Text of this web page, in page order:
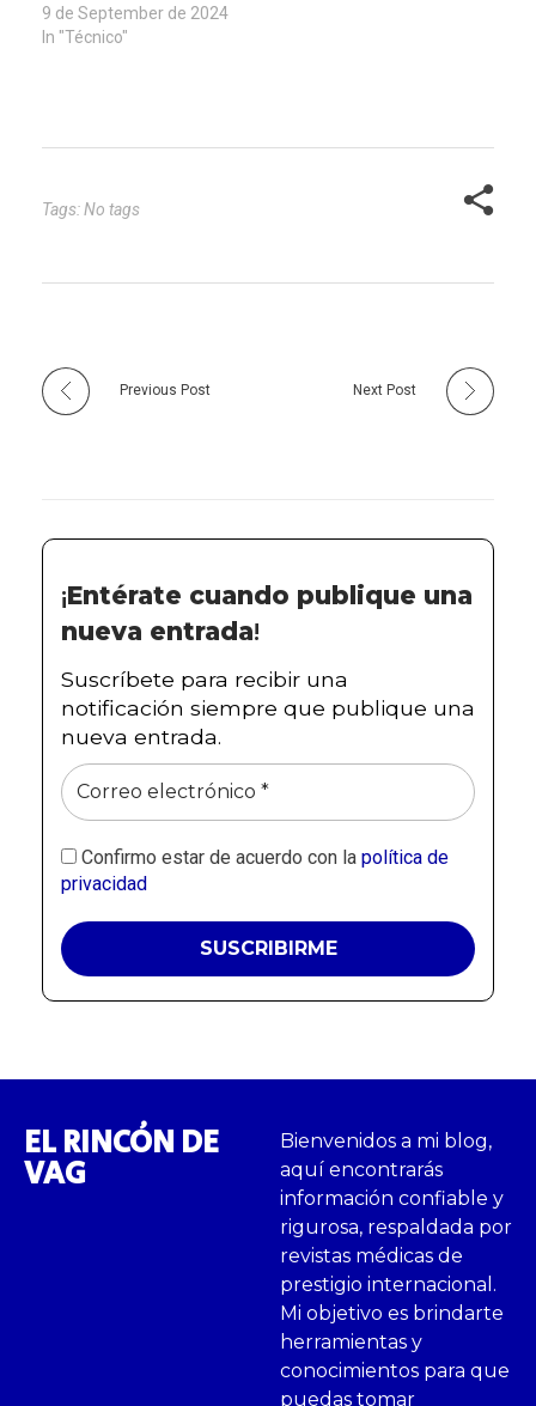
destinado a ralentizarse
inevitablemente. Pero, ¿y
Esta no…
9 de September de 2024
In "Técnico"
Tags: No tags
Previous Post Next Post
¡Entérate cuando publique una
nueva entrada!
Suscríbete para recibir una
notificación siempre que publique una
nueva entrada.
Confirmo estar de acuerdo con la política de
privacidad
EL RINCÓN DE
VAG
Bienvenidos a mi blog,
aquí encontrarás
información confiable y
rigurosa, respaldada por
revistas médicas de
prestigio internacional.
Mi objetivo es brindarte
herramientas y
conocimientos para que
puedas tomar